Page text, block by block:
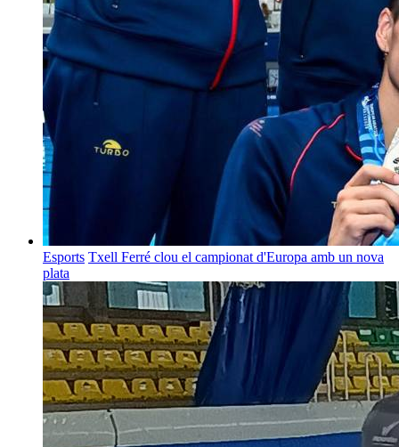
Esports Txell Ferré clou el campionat d'Europa amb un nova
plata